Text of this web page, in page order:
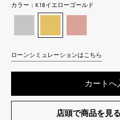
カラー： K18イエローゴールド
ローンシミュレーションはこちら
カートへ
店頭で商品を見